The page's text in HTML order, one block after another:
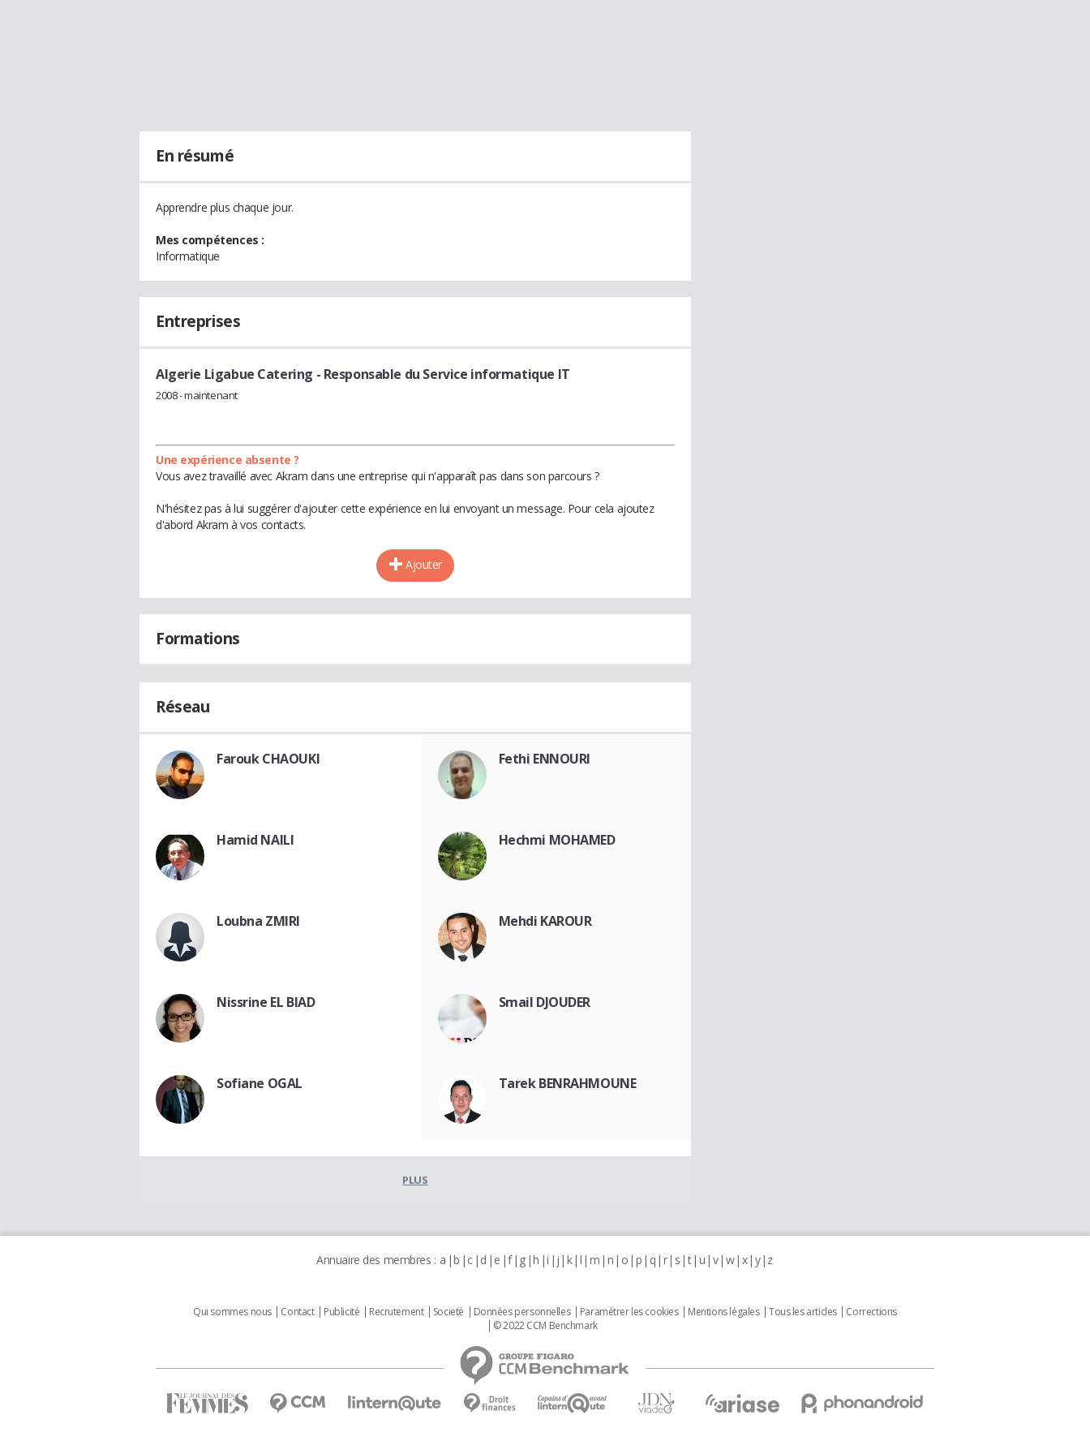
En résumé
Apprendre plus chaque jour.
Mes compétences :
Informatique
Entreprises
Algerie Ligabue Catering - Responsable du Service informatique IT
2008 - maintenant
Une expérience absente ?
Vous avez travaillé avec Akram dans une entreprise qui n'apparaît pas dans son parcours ?
N'hésitez pas à lui suggérer d'ajouter cette expérience en lui envoyant un message. Pour cela ajoutez
d'abord Akram à vos contacts.
Ajouter
Formations
Réseau
Farouk CHAOUKI Fethi ENNOURI
Hamid NAILI Hechmi MOHAMED
Loubna ZMIRI Mehdi KAROUR
Nissrine EL BIAD Smail DJOUDER
Sofiane OGAL Tarek BENRAHMOUNE
PLUS
Annuaire des membres : a b c d e f g h i j k l m n o p q r s t u v w x y z
Qui sommes nous Contact Publicité Recrutement Societé Données personnelles Paramétrer les cookies Mentions légales Tous les articles
Corrections
© 2022 CCM Benchmark